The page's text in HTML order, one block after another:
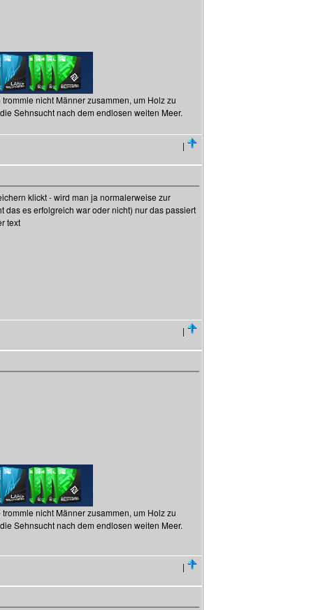
nicht Männer zusammen, um Holz zu
Sehnsucht nach dem endlosen weiten Meer.
|
klickt - wird man ja normalerweise zur
es erfolgreich war oder nicht) nur das passiert
text
|
nicht Männer zusammen, um Holz zu
Sehnsucht nach dem endlosen weiten Meer.
|